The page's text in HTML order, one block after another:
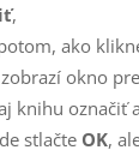
,
ako
okno
knihu označiť
stlačte OK,